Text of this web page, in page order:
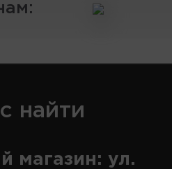
найти
магазин: ул.